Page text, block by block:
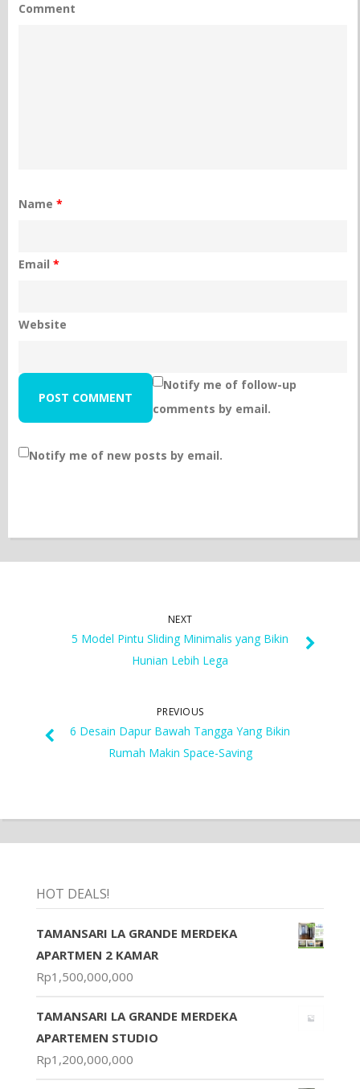
Comment
Name*
Email*
Website
Notify me of follow-up
comments by email.
Notify me of new posts by email.
NEXT
5 Model Pintu Sliding Minimalis yang Bikin
Hunian Lebih Lega
PREVIOUS
6 Desain Dapur Bawah Tangga Yang Bikin
Rumah Makin Space-Saving
HOT DEALS!
TAMANSARI LA GRANDE MERDEKA
APARTMEN 2 KAMAR
Rp1,500,000,000
TAMANSARI LA GRANDE MERDEKA
APARTEMEN STUDIO
Rp1,200,000,000